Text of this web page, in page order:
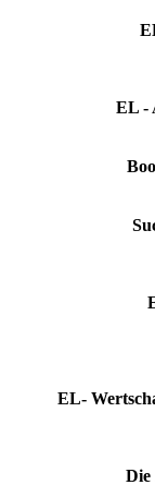
EL -
EL-
Die